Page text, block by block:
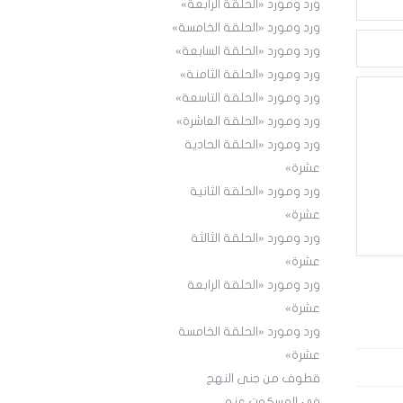
ورد ومورد «الحلقة الرابعة»
ورد ومورد «الحلقة الخامسة»
ورد ومورد «الحلقة السابعة»
ورد ومورد «الحلقة الثامنة»
ورد ومورد «الحلقة التاسعة»
ورد ومورد «الحلقة العاشرة»
ورد ومورد «الحلقة الحادية
عشرة»
ورد ومورد «الحلقة الثانية
عشرة»
ورد ومورد «الحلقة الثالثة
عشرة»
ورد ومورد «الحلقة الرابعة
عشرة»
ورد ومورد «الحلقة الخامسة
عشرة»
قطوف من جنى النهج